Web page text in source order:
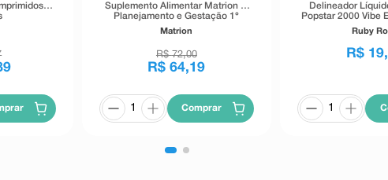
Suplemento Alimentar Matrion D
Planejamento e Gestação 1°
Trimestre 30 Comprimidos
Revestidos
Matrion
R$ 72,00
R$ 64,19
Comprar
Delineador
Popstar 2000 Vibe
Preto
Ruby
R$ 19,